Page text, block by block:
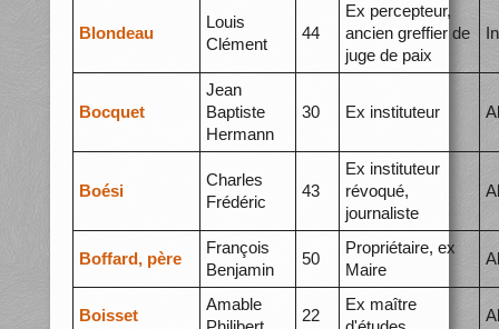
Blondeau
Louis
Clément
44
Ex percepteur,
ancien greffier de
juge de paix
Bocquet
Jean
Baptiste
Hermann
30 Ex instituteur
Boési
Charles
Frédéric
43
Ex instituteur
révoqué,
journaliste
Boffard, père
François
Benjamin
50
Propriétaire, ex
Maire
Boisset
Amable
22
Ex maître